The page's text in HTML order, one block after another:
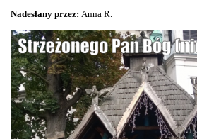
Nadesłany przez: Anna R.